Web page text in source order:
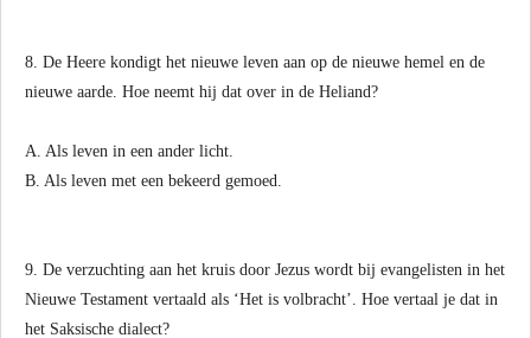
8. De Heere kondigt het nieuwe leven aan op de nieuwe hemel en de
nieuwe aarde. Hoe neemt hij dat over in de Heliand?
A. Als leven in een ander licht.
B. Als leven met een bekeerd gemoed.
9. De verzuchting aan het kruis door Jezus wordt bij evangelisten in het
Nieuwe Testament vertaald als ‘Het is volbracht’. Hoe vertaal je dat in
het Saksische dialect?